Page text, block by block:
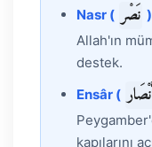
Nasr ( نَصْر )
Allah'ın
destek.
Ensâr (
kapılarını